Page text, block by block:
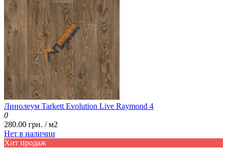
Линолеум Tarkett Evolution Live Raymond 4
0
280.00 грн. / м2
Нет в наличии
Хит продаж